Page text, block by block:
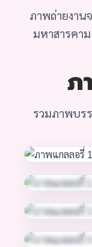
ภาพถ่ายงาน
มหาสารคา
ภ
รวมภาพบร